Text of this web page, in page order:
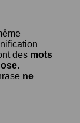
des mots
.
ne